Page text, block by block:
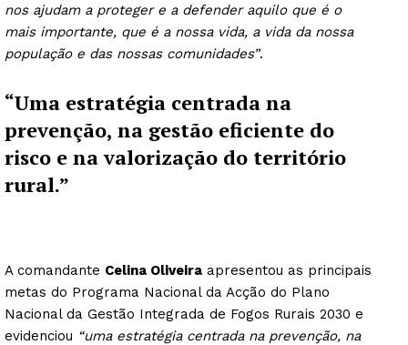
nos ajudam a proteger e a defender aquilo que é o
mais importante, que é a nossa vida, a vida da nossa
população e das nossas comunidades”.
“Uma estratégia centrada na
prevenção, na gestão eficiente do
risco e na valorização do território
rural.”
A comandante Celina Oliveira apresentou as principais
metas do Programa Nacional da Acção do Plano
Nacional da Gestão Integrada de Fogos Rurais 2030 e
evidenciou “uma estratégia centrada na prevenção, na